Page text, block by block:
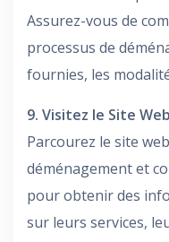
Assurez-vous de
processus de
fournies, les
9. Visitez le Site
Parcourez le site
déménagement et
pour obtenir des
sur leurs services,